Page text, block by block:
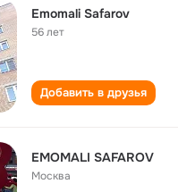
Emomali Safarov
56 лет
Добавить в друзья
EMOMALI SAFAROV
Москва